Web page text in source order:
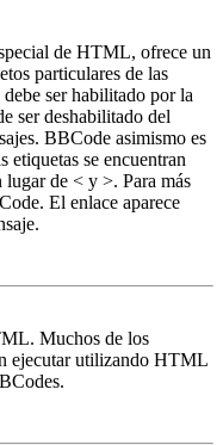
de HTML, ofrece un
particulares de las
ser habilitado por la
ser deshabilitado del
BBCode asimismo es
se encuentran
lugar de < y >. Para más
El enlace aparece
Muchos de los
ejecutar utilizando HTML